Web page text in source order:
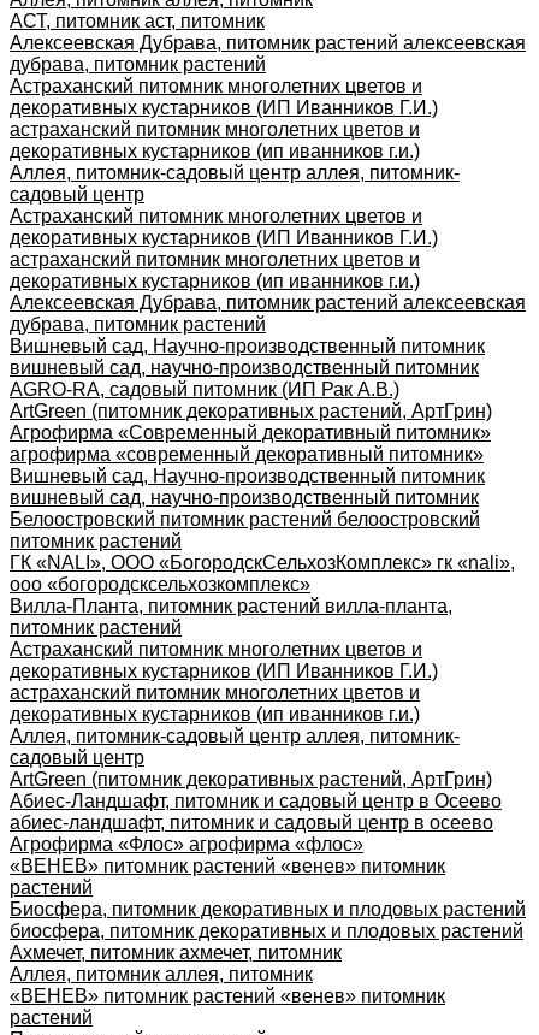
АСТ, питомник аст, питомник
Алексеевская Дубрава, питомник растений алексеевская
дубрава, питомник растений
Астраханский питомник многолетних цветов и
декоративных кустарников (ИП Иванников Г.И.)
астраханский питомник многолетних цветов и
декоративных кустарников (ип иванников г.и.)
Аллея, питомник-садовый центр аллея, питомник-
садовый центр
Астраханский питомник многолетних цветов и
декоративных кустарников (ИП Иванников Г.И.)
астраханский питомник многолетних цветов и
декоративных кустарников (ип иванников г.и.)
Алексеевская Дубрава, питомник растений алексеевская
дубрава, питомник растений
Вишневый сад, Научно-производственный питомник
вишневый сад, научно-производственный питомник
AGRO-RA, садовый питомник (ИП Рак А.В.)
ArtGreen (питомник декоративных растений, АртГрин)
Агрофирма «Современный декоративный питомник»
агрофирма «современный декоративный питомник»
Вишневый сад, Научно-производственный питомник
вишневый сад, научно-производственный питомник
Белоостровский питомник растений белоостровский
питомник растений
ГК «NALI», ООО «БогородскСельхозКомплекс» гк «nali»,
ооо «богородсксельхозкомплекс»
Вилла-Планта, питомник растений вилла-планта,
питомник растений
Астраханский питомник многолетних цветов и
декоративных кустарников (ИП Иванников Г.И.)
астраханский питомник многолетних цветов и
декоративных кустарников (ип иванников г.и.)
Аллея, питомник-садовый центр аллея, питомник-
садовый центр
ArtGreen (питомник декоративных растений, АртГрин)
Абиес-Ландшафт, питомник и садовый центр в Осеево
абиес-ландшафт, питомник и садовый центр в осеево
Агрофирма «Флос» агрофирма «флос»
«ВЕНЕВ» питомник растений «венев» питомник
растений
Биосфера, питомник декоративных и плодовых растений
биосфера, питомник декоративных и плодовых растений
Ахмечет, питомник ахмечет, питомник
Аллея, питомник аллея, питомник
«ВЕНЕВ» питомник растений «венев» питомник
растений